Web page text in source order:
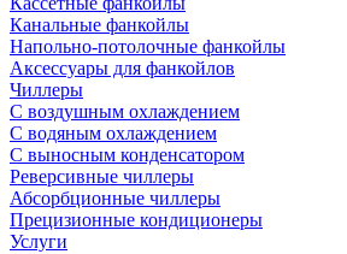
Канальные фанкойлы
Напольно-потолочные фанкойлы
Аксессуары для фанкойлов
Чиллеры
С воздушным охлаждением
С водяным охлаждением
С выносным конденсатором
Реверсивные чиллеры
Абсорбционные чиллеры
Прецизионные кондиционеры
Услуги